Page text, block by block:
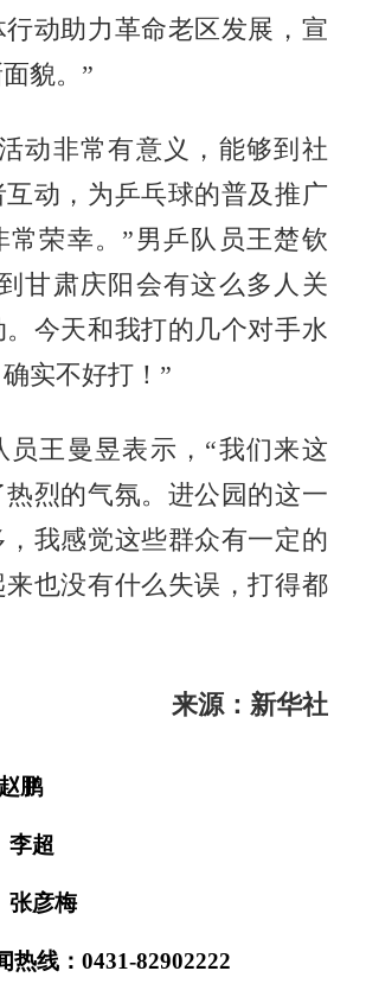
动助力革命老区发展，宣
貌。”
非常有意义，能够到社
互动，为乒乓球的普及推广
常荣幸。”男乒队员王楚钦
甘肃庆阳会有这么多人关
今天和我打的几个对手水
实不好打！”
王曼昱表示，“我们来这
热烈的气氛。进公园的这一
我感觉这些群众有一定的
也没有什么失误，打得都
来源：新华社
鹏
李超
张彦梅
热线：0431-82902222